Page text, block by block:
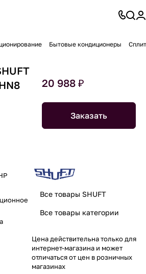
Бытовые кондиционеры
20 988 ₽
Заказать
Все товары SHUFT
Все товары категории
Цена действительна только для
интернет-магазина и может
отличаться от цен в розничных
магазинах